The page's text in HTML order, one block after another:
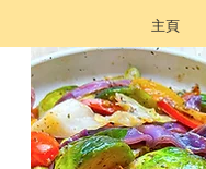
主頁